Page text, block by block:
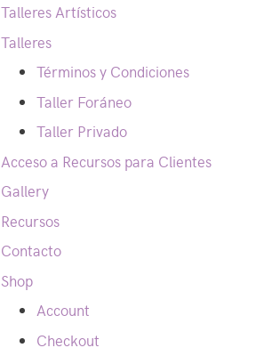
Talleres Artísticos
Talleres
Términos y Condiciones
Taller Foráneo
Taller Privado
Acceso a Recursos para Clientes
Gallery
Recursos
Contacto
Shop
Account
Checkout